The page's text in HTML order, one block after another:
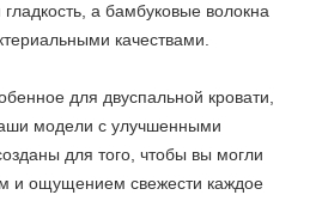
а бамбуковые волокна
качествами.
для двуспальной кровати,
модели с улучшенными
для того, чтобы вы могли
и ощущением свежести каждое